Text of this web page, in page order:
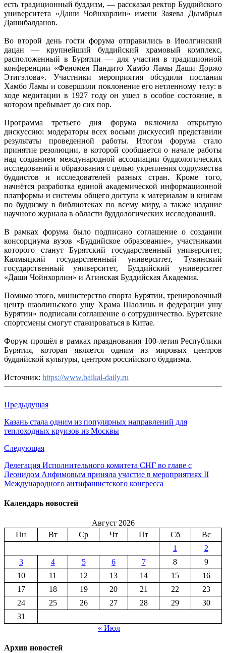
есть традиционный буддизм, — рассказал ректор Буддийского
университета «Даши Чойнхорлин» имени Заяева Дымбрыл
Дашибалданов.
Во второй день гости форума отправились в Иволгинский
дацан — крупнейший буддийский храмовый комплекс,
расположенный в Бурятии — для участия в традиционной
конференции «Феномен Пандито Хамбо Ламы Даши Доржо
Этигэлова». Участники мероприятия обсудили послания
Хамбо Ламы и совершили поклонение его нетленному телу: в
ходе медитации в 1927 году он ушел в особое состояние, в
котором пребывает до сих пор.
Программа третьего дня форума включила открытую
дискуссию: модераторы всех восьми дискуссий представили
результаты проведенной работы. Итогом форума стало
принятие резолюции, в которой сообщается о начале работы
над созданием международной ассоциации буддологических
исследований и образования с целью укрепления содружества
буддистов и исследователей разных стран. Кроме того,
начнётся разработка единой академической информационной
платформы и системы общего доступа к материалам и книгам
по буддизму в библиотеках по всему миру, а также издание
научного журнала в области буддологических исследований.
В рамках форума было подписано соглашение о создании
консорциума вузов «Буддийское образование», участниками
которого станут Бурятский государственный университет,
Калмыцкий государственный университет, Тувинский
государственный университет, Буддийский университет
«Даши Чойнхорлин» и Агинская Буддийская Академия.
Помимо этого, министерство спорта Бурятии, тренировочный
центр шаолиньского ушу Храма Шаолинь и федерации ушу
Бурятии» подписали соглашение о сотрудничество. Бурятские
спортсмены смогут стажироваться в Китае.
Форум прошёл в рамках празднования 100-летия Республики
Бурятия, которая является одним из мировых центров
буддийской культуры, центром российского буддизма.
Источник: https://www.baikal-daily.ru
Предыдущая
Казань стала одним из популярных направлений для
теплоходных круизов из Москвы
Следующая
Делегация Исполнительного комитета СНГ во главе с
Леонидом Анфимовым приняла участие в мероприятиях II
Международного антифашистского конгресса
Календарь новостей
Август 2026
Пн
Вт Ср Чт Пт Сб
Вс
1
2
3
4 5 6 7 8
9
10
11 12 13 14 15
16
17
18 19 20 21 22
23
24
25 26 27 28 29
30
31
« Июл
Архив новостей